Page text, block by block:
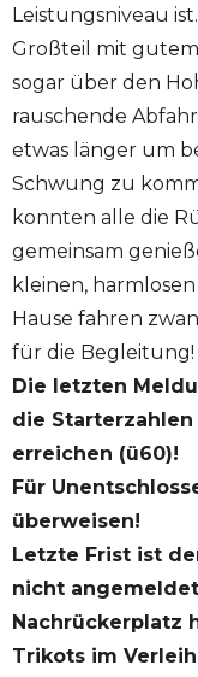
Leistungsniveau
Großteil mit
sogar über den
rauschende
etwas länger um
Schwung zu
konnten alle die
gemeinsam
kleinen,
Hause fahren
für die Begleitung!
Die letzten
die
erreichen (ü60)!
Für
überweisen!
Letzte Frist ist
nicht
Nachrückerplatz
Trikots im